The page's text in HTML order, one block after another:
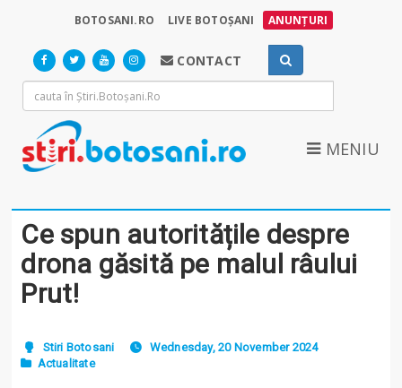
BOTOSANI.RO LIVE BOTOȘANI ANUNȚURI
CONTACT
MENIU
Ce spun autoritățile despre
drona găsită pe malul râului
Prut!
Stiri Botosani
Wednesday, 20 November 2024
Actualitate